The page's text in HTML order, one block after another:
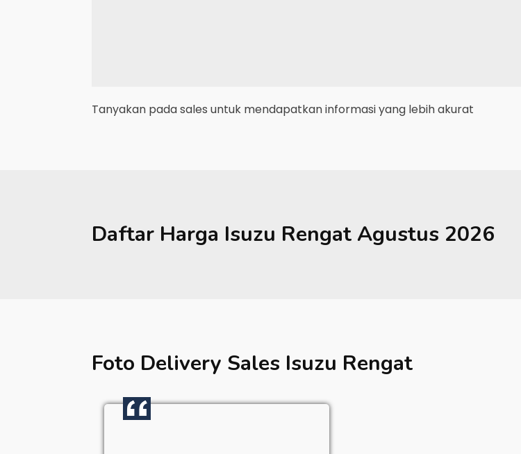
Tanyakan pada sales untuk mendapatkan informasi yang lebih akurat
Daftar Harga Isuzu RengatAgustus 2026
Foto Delivery Sales Isuzu Rengat